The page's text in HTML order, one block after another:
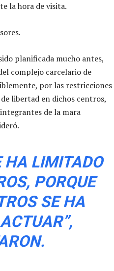
la hora de visita.
planificada mucho antes,
complejo carcelario de
por las restricciones
libertad en dichos centros,
de la mara
HA LIMITADO
PORQUE
SE HA